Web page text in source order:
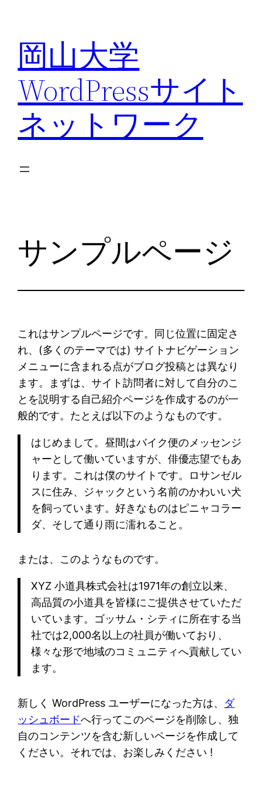
岡山大学
WordPressサイト
ネットワーク
サンプルページ
これはサンプルページです。同じ位置に固定さ
れ、(多くのテーマでは) サイトナビゲーション
メニューに含まれる点がブログ投稿とは異なり
ます。まずは、サイト訪問者に対して自分のこ
とを説明する自己紹介ページを作成するのが一
般的です。たとえば以下のようなものです。
はじめまして。昼間はバイク便のメッセンジ
ャーとして働いていますが、俳優志望でもあ
ります。これは僕のサイトです。ロサンゼル
スに住み、ジャックという名前のかわいい犬
を飼っています。好きなものはピニャコラー
ダ、そして通り雨に濡れること。
または、このようなものです。
XYZ 小道具株式会社は1971年の創立以来、
高品質の小道具を皆様にご提供させていただ
いています。ゴッサム・シティに所在する当
社では2,000名以上の社員が働いており、
様々な形で地域のコミュニティへ貢献してい
ます。
新しく WordPress ユーザーになった方は、 ダ
ッシュボードへ行ってこのページを削除し、独
自のコンテンツを含む新しいページを作成して
ください。それでは、お楽しみください !